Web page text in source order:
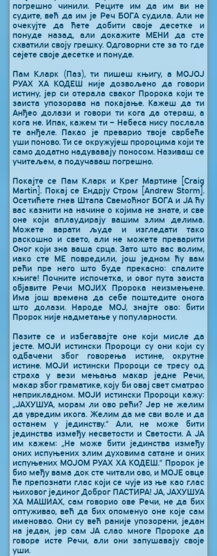
погрешно чинили. Реците им да им ви не
судите, већ да им је Реч БОГА судила. Али не
очекујте да ћете добити своје десетке и
понуде назад, али докажите МЕНИ да сте
схватили своју грешку. Одговорни сте за то где
сејете своје десетке и понуде.
Пам Кларк (Паз), ти пишеш књигу, а МОЈОЈ
РУАХ ХА КОДЕШ није дозвољено да говори
истину, јер си отерала сваког Пророка који те
заиста упозорава на покајање. Кажеш да ти
Анђео долази и говори ти кога да отераш, а
кога не. Ипак, кажем ти – Небеса нису послала
те анђеле. Пакао је преварио твоје сврбеће
уши поново. Ти се окружујеш пророцима који те
само додатно надувавају поносом. Називаш се
учитељем, а подучаваш погрешно.
Покајте се Пам Кларк и Крег Мартине [Craig
Martin]. Покај се Ендрју Стром [Andrew Storm].
Осетићете гнев Штапа Свемоћног БОГА и ЈА ћу
вас казнити на начине о којима не знате, и све
оне који аплаудирају вашим злим делима.
Можете варати људе и изгледати тако
раскошно и свето, али не можете преварити
Оног који зна ваша срца. Зато што вас волим,
иако сте МЕ повредили, још једном ћу вам
рећи пре него што буде прекасно: спалите
књиге! Почните испочетка, и овог пута заиста
објавите Речи МОЈИХ Пророка неизмењене.
Има још времена да себе поштедите онога
што долази. Народе МОЈ, знајте ово: бити
Пророк није надметање у популарности.
Пазите се и избегавајте оне који мисле да
јесте. МОЈИ истински Пророци су они који су
одбачени због говорења истине, окрутне
истине. МОЈИ истински Пророци се тресу од
страха у вези мењања макар једне Речи,
макар због граматике, коју би овај свет сматрао
неприкладном. МОЈИ истински Пророци кажу:
„ЈАХУШУА, морам ли ово рећи? Јер не желим
да увредим икога. Желим да ме сви воле и да
останем у јединству.“ Али, не може бити
јединства између несветости и Светости. А ЈА
им кажем: „Не може бити јединства између
оних испуњених злим духовима сатане и оних
испуњених МОЈОМ РУАХ ХА КОДЕШ.“ Пророк је
био међу вама док сте читали ово, и МОЈЕ овце
ће препознати глас који се чује из ње као глас
њиховог јединог Доброг ПАСТИРА! ЈА, ЈАХУШУА
ХА МАШИАХ, сам говорио ове Речи, не да бих
оптуживао, већ да бих опоменуо оне које сам
именовао. Они су већ раније упозорени, један
на један, јер сам ЈА слао многе Пророке да
говоре исте Речи, али они запушавају своје
уши.